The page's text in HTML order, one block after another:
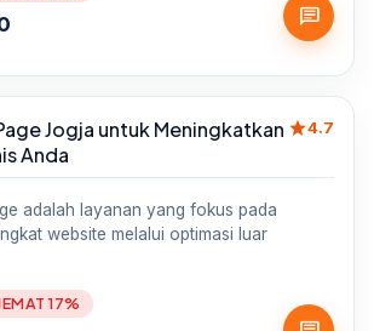
chat
Jogja untuk Meningkatkan
Anda
star4.7
adalah layanan yang fokus pada
website melalui optimasi luar
17%